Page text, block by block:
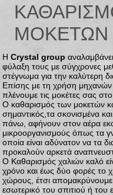
ΜΟΚΕΤΏΝ
ΗCrystal group
φύλαξη τους με σύγχρονες
στέγνωμα για την καλύτερη
Επίσης με τη χρήση
πλένουμε τις μοκέτες σας
Ο καθαρισμός των μοκετών
σημαντικός,τα σκονισμένα
πάνω, αφήνουν στον αέρα
μικροοργανισμούς όπως τα
οποία είναι αδύνατον να τα
προκαλούν αρκετά
Ο Καθαρισμός χαλιών καλό
χρόνο και έως δύο φορές το
χώρους, έτσι
εσωτερικό του σπιτιού ή του